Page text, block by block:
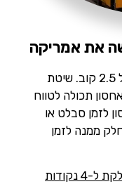
את אמריקה
יחידות אחסון UBOX בעלות נפח של 2.5 קוב. שיטת
תכולה לטווח
לזמן סבלט או
ממנה לזמן
המהפך שהביאה איתה השיטה מתחלקת ל-4 נקודות